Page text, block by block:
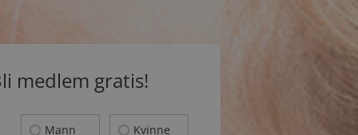
medlem gratis!
Mann Kvinne